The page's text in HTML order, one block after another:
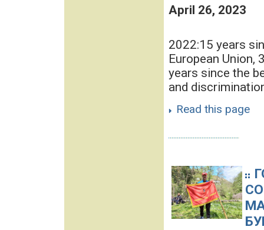
April 26, 2023
2022:15 years
European Union,
years since the
and
Read this page